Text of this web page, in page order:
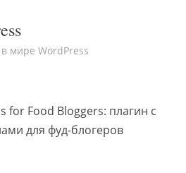
мире WordPress
for Food Bloggers: плагин с
для фуд-блогеров